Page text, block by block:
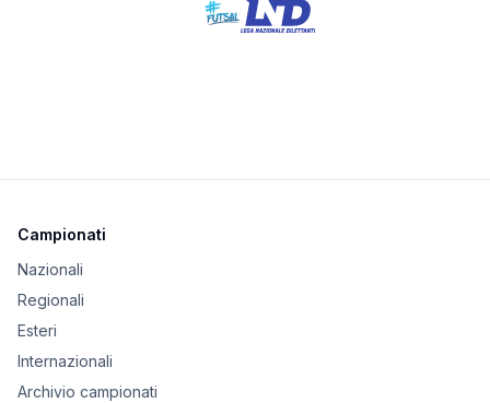
Campionati
Nazionali
Regionali
Esteri
Internazionali
Archivio campionati